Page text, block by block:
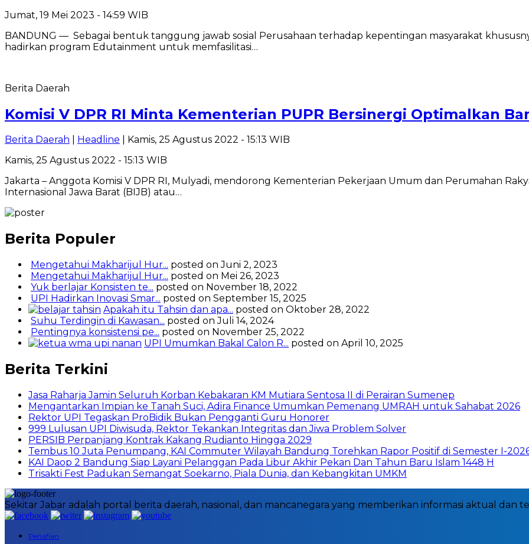
Jumat, 19 Mei 2023 - 14:59 WIB
BANDUNG — Sebagai bentuk tanggung jawab sosial Perusahaan terhadap kepentingan masyarakat
hadirkan program Edutainment untuk memfasilitasi…
Berita Daerah
Komisi V DPR RI Minta Kementerian PUPR Bersinergi Optimalkan
Berita Daerah Headline | Kamis, 25 Agustus 2022 - 15:13 WIB
Kamis, 25 Agustus 2022 - 15:13 WIB
Jakarta – Anggota Komisi V DPR RI, Mulyadi, mendorong Kementerian Pekerjaan Umum dan Perumahan
Internasional Jawa Barat (BIJB) atau…
Berita Populer
Mengetahui Makharijul Hur... posted on Juni 2, 2023
Mengetahui Makharijul Hur... posted on Mei 26, 2023
Yuk berlajar Konsisten te... posted on November 18, 2022
UPI Hadirkan Inovasi Smar... posted on September 15, 2025
Apakah itu Tahsin dan apa... posted on Oktober 28, 2022
Suhu Terdingin di Kawasan... posted on Juli 14, 2024
Pentingnya konsistensi pe... posted on November 25, 2022
UPI Umumkan Bakal Calon R... posted on April 10, 2025
Berita Terkini
Jasa Raharja Jamin Seluruh Korban Kebakaran KM Mutiara Sentosa II di Perairan Sumenep
Mengantarkan Impian ke Tanah Suci, Adira Finance Umumkan Pemenang UMRAH untuk Sahabat 2026
Rektor UPI Tegaskan ProBidik Bukan Pengganti Guru Honorer
999 Lulusan UPI Diwisuda, Rektor Tekankan Integritas dan Jiwa Problem Solver
PERSIB Perpanjang Kontrak Kakang Rudianto Hingga 2029
Tembus 10 Juta Penumpang, KAI Commuter Wilayah Bandung Torehkan Rapor Positif di Semester I-
KAI Daop 2 Bandung Siap Layani Pelanggan Pada Libur Akhir Pekan Dan Tahun Baru Islam 1448 H
Trisakti Fest Padukan Semangat Soekarno, Piala Dunia, dan Kebangkitan UMKM
Sekitar Jabar adalah portal berita daerah, nasional, dan mancanegara yang memberikan informasi aktual dan
Penafian